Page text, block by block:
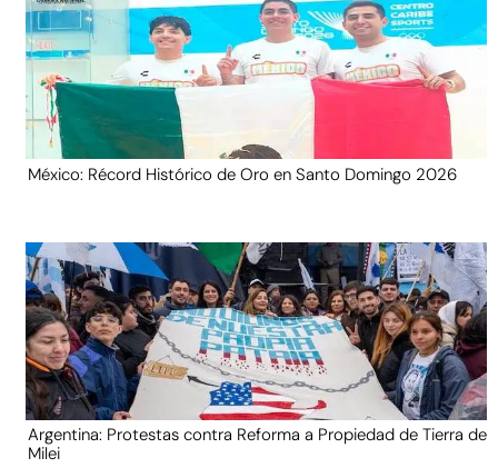
México: Récord Histórico de Oro en Santo Domingo 2026
Argentina: Protestas contra Reforma a Propiedad de Tierra de
Milei